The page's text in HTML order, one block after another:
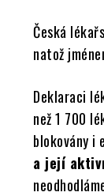
Česká
natož
Deklaraci
než 1 700
blokovány i
a její